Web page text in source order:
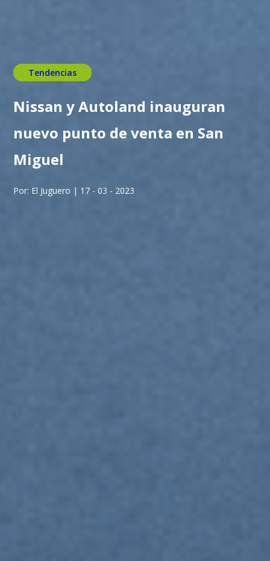
Tendencias
Nissan y Autoland inauguran
nuevo punto de venta en San
Miguel
Por: El Juguero | 17 - 03 - 2023